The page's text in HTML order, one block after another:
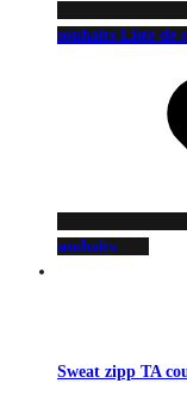
souhaits Liste de
souhaits
Sweat zipp TA